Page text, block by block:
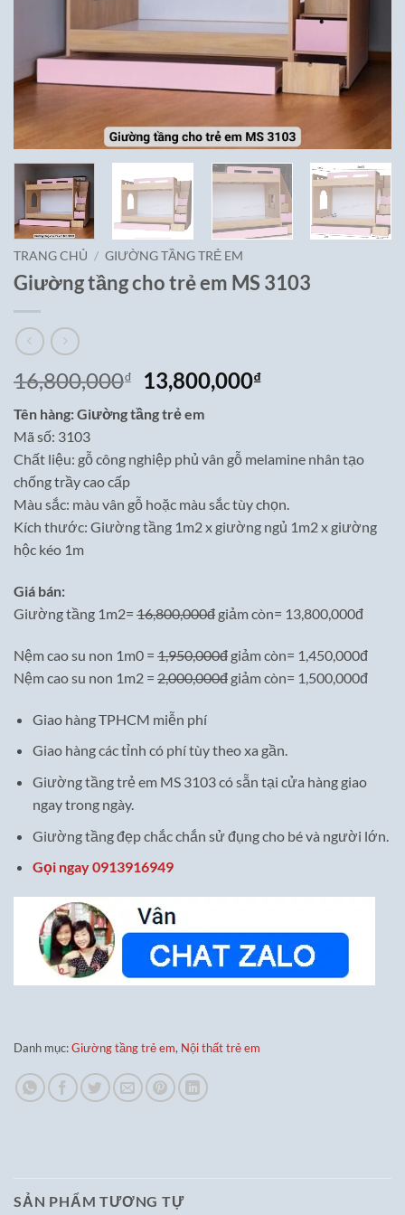
TRANG CHỦ / GIƯỜNG TẦNG TRẺ EM
Giường tầng cho trẻ em MS 3103
16,800,000₫
Giá
gốc
là:
16,800,000₫.
13,800,000₫Giá
13,800,000₫.
Tên hàng: Giường tầng trẻ em
Mã số: 3103
Chất liệu: gỗ công nghiệp phủ vân gỗ melamine nhân tạo
chống trầy cao cấp
Màu sắc: màu vân gỗ hoặc màu sắc tùy chọn.
Kích thước: Giường tầng 1m2 x giường ngủ 1m2 x giường
hộc kéo 1m
Giá bán:
Giường tầng 1m2= 16,800,000đ giảm còn= 13,800,000đ
Nệm cao su non 1m0 = 1,950,000đ giảm còn= 1,450,000đ
Nệm cao su non 1m2 = 2,000,000đ giảm còn= 1,500,000đ
Giao hàng TPHCM miễn phí
Giao hàng các tỉnh có phí tùy theo xa gần.
Giường tầng trẻ em MS 3103 có sẵn tại cửa hàng giao
ngay trong ngày.
Giường tầng đẹp chắc chắn sử đụng cho bé và người lớn.
Gọi ngay 0913916949
Danh mục:Giường tầng trẻ em, Nội thất trẻ em
SẢN PHẨM TƯƠNG TỰ